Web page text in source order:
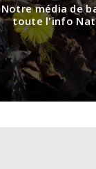
Notre média de
toute l'info